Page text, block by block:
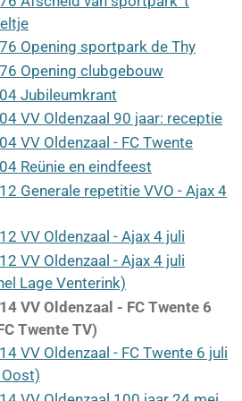
Opening sportpark de Thy
Opening clubgebouw
Jubileumkrant
VV Oldenzaal 90 jaar: receptie
VV Oldenzaal - FC Twente
Reünie en eindfeest
Generale repetitie VVO - Ajax 4
VV Oldenzaal - Ajax 4 juli
VV Oldenzaal - Ajax 4 juli
Lage Venterink)
VV Oldenzaal - FC Twente 6
Twente TV)
VV Oldenzaal - FC Twente 6 juli
Oost)